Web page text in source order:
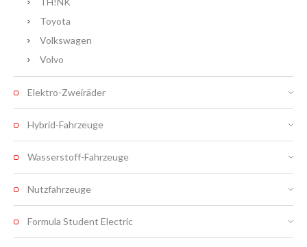
Toyota
Volkswagen
Volvo
Elektro-Zweiräder
Hybrid-Fahrzeuge
Wasserstoff-Fahrzeuge
Nutzfahrzeuge
Formula Student Electric